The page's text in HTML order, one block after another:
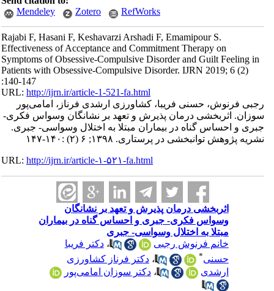
Mendeley
Zotero RefWorks
Rajabi F, Hasani F, Keshavarzi Arshadi F, Emamipour S.
Effectiveness of Acceptance and Commitment Therapy on
Symptoms of Obsessive-Compulsive Disorder and Guilt Feeling in
Patients with Obsessive-Compulsive Disorder. IJRN 2019; 6 (2)
:140-147
URL:http://ijrn.ir/article-1-521-fa.html
رجبی فرنوش، حسنی فریبا، کشاورزی ارشدی فرناز، امامی‌پور
سوزان. اثربخشی درمان پذیرش و تعهد بر نشانگان وسواس فکری-
جبری و احساس گناه در بیماران مبتلا به اختلال وسواسی- جبری.
نشریه پژوهش توانبخشی در پرستاری. ۱۳۹۸; ۶ (۲) :۱۴۰-۱۴۷
URL:http://ijrn.ir/article-۱-۵۲۱-fa.html
اثربخشی درمان پذیرش و تعهد بر نشانگان
وسواس فکری- جبری و احساس گناه در بیماران
مبتلا به اختلال وسواسی- جبری
خانم فرنوش رجبی
،دکتر فریبا
حسنی
،دکتر فرناز کشاورزی
ارشدی
،دکتر سوزان امامی‌پور